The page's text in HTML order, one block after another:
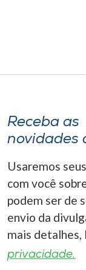
o idioma
A-
Receba as
novidades
Usaremos
com você
podem ser de
envio da
mais detalhes,
privacidade.